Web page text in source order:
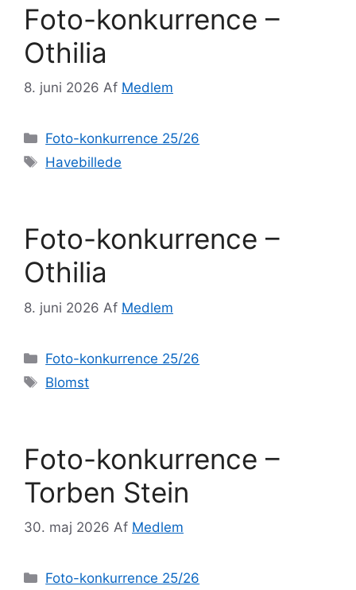
Foto-konkurrence –
Othilia
8. juni 2026 Af Medlem
Kategorier
Foto-konkurrence 25/26
Tags
Havebillede
Foto-konkurrence –
Othilia
8. juni 2026 Af Medlem
Kategorier
Foto-konkurrence 25/26
Tags
Blomst
Foto-konkurrence –
Torben Stein
30. maj 2026 Af Medlem
Kategorier
Foto-konkurrence 25/26